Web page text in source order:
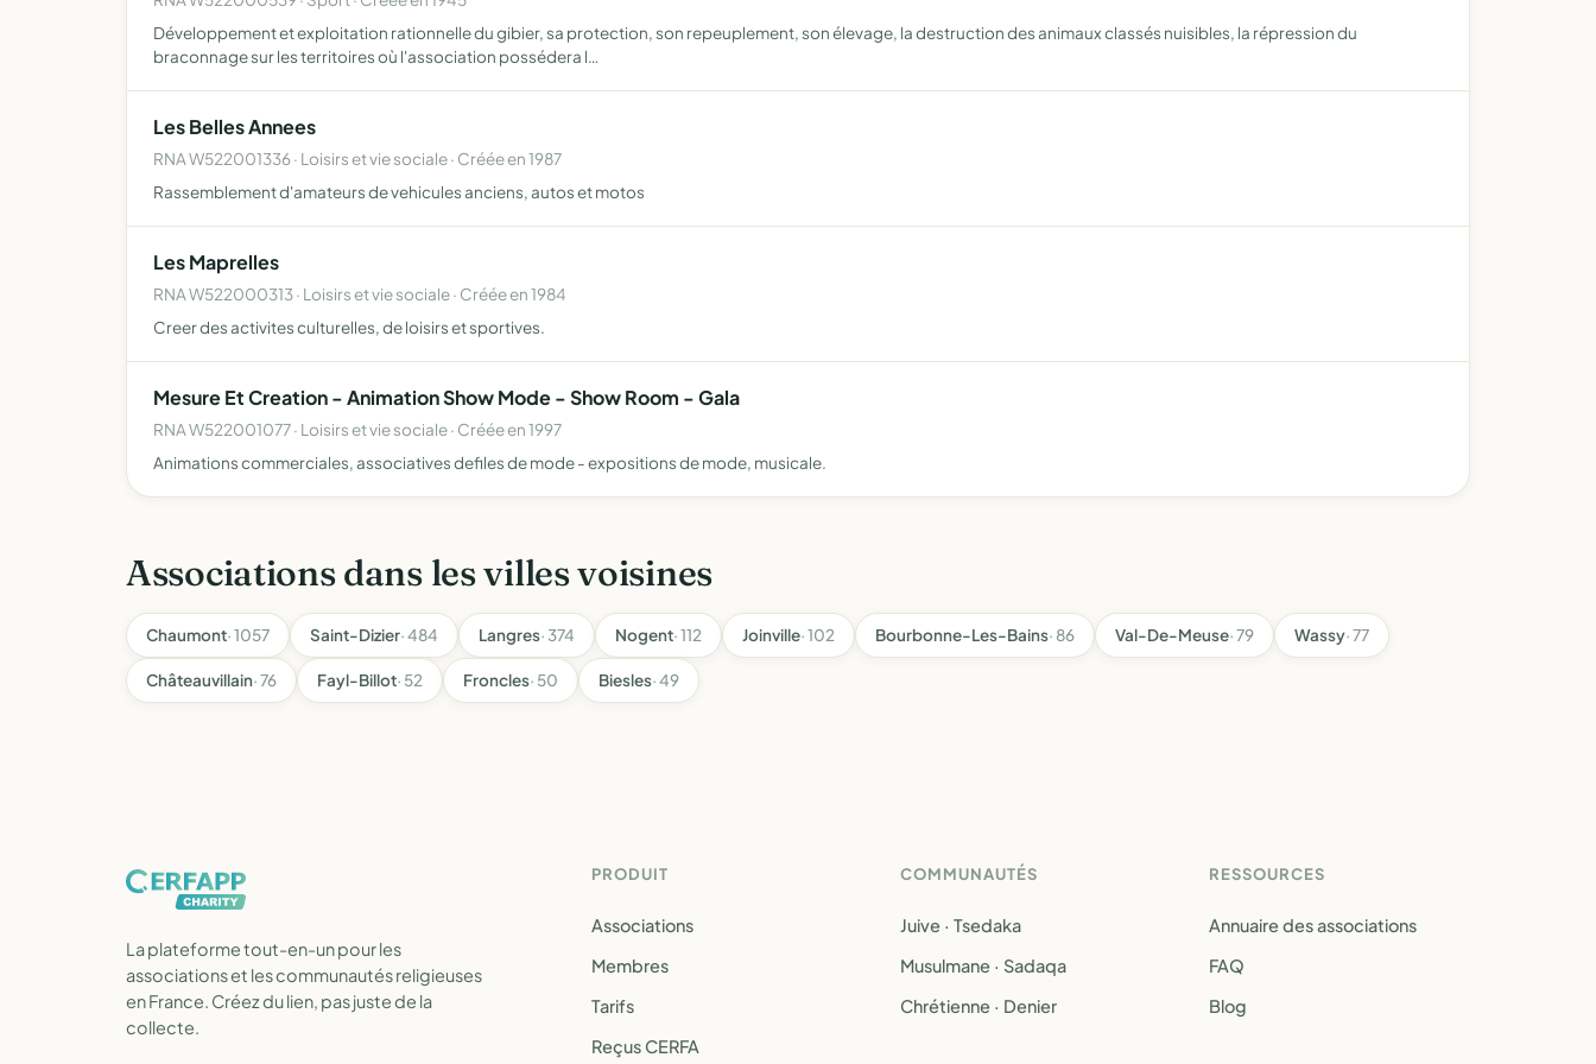
Développement et exploitation rationnelle du gibier, sa protection, son repeuplement, son élevage, la destruction des animaux classés nuisibles, la répression du
braconnage sur les territoires où l'association possédera l…
Les Belles Annees
RNA W522001336 · Loisirs et vie sociale · Créée en 1987
Rassemblement d'amateurs de vehicules anciens, autos et motos
Les Maprelles
RNA W522000313 · Loisirs et vie sociale · Créée en 1984
Creer des activites culturelles, de loisirs et sportives.
Mesure Et Creation - Animation Show Mode - Show Room - Gala
RNA W522001077 · Loisirs et vie sociale · Créée en 1997
Animations commerciales, associatives defiles de mode - expositions de mode, musicale.
Associations dans les villes voisines
Chaumont· 1057 Saint-Dizier· 484 Langres· 374 Nogent· 112 Joinville· 102 Bourbonne-Les-Bains· 86 Val-De-Meuse· 79 Wassy· 77
Châteauvillain· 76 Fayl-Billot· 52 Froncles· 50 Biesles· 49
La plateforme tout-en-un pour les
associations et les communautés religieuses
en France. Créez du lien, pas juste de la
collecte.
PRODUIT
Associations
Membres
Tarifs
Reçus CERFA
COMMUNAUTÉS
Juive · Tsedaka
Musulmane · Sadaqa
Chrétienne · Denier
RESSOURCES
Annuaire des associations
FAQ
Blog